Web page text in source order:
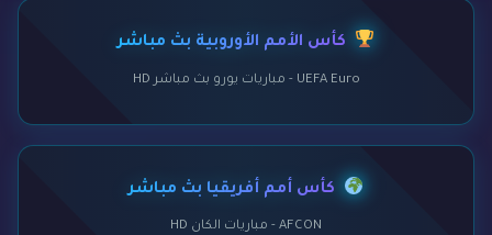
كأس الأمم الأوروبية بث مباشر
UEFA Euro - مباريات يورو بث مباشر HD
كأس أمم أفريقيا بث مباشر
AFCON - مباريات الكان HD